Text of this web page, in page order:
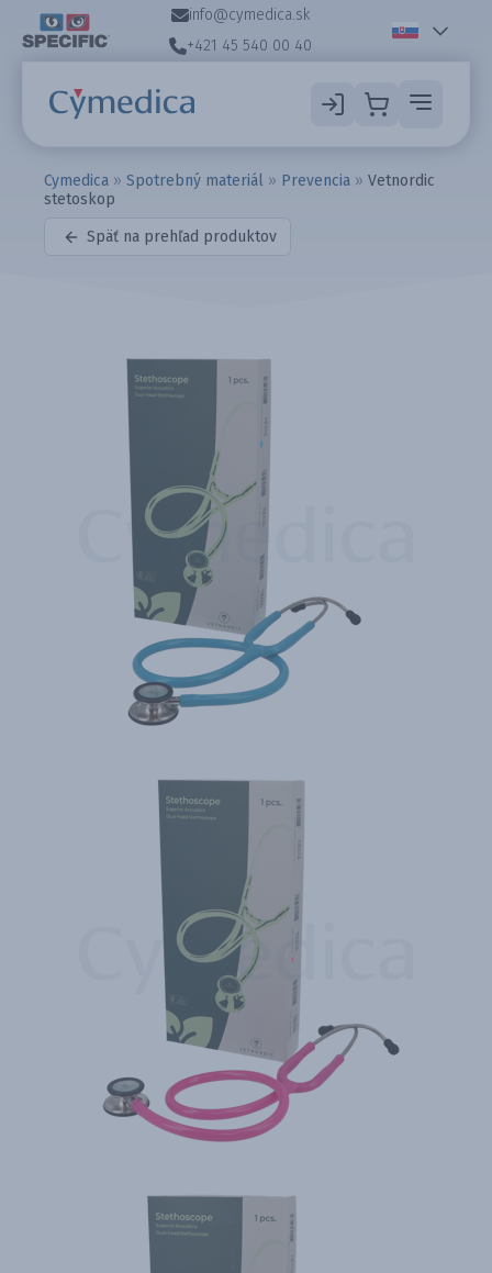
info@cymedica.sk
+421 45 540 00 40
Cymedica » Spotrebný materiál » Prevencia » Vetnordic
stetoskop
Späť na prehľad produktov